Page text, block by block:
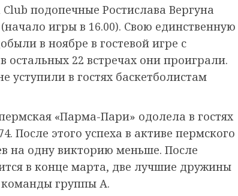
подопечные Ростислава Вергуна
игры в 16.00). Свою единственную
в ноябре в гостевой игре с
остальных 22 встречах они проиграли.
уступили в гостях баскетболистам
«Парма-Пари» одолела в гостях
После этого успеха в активе пермского
на одну викторию меньше. После
в конце марта, две лучшие дружины
группы А.